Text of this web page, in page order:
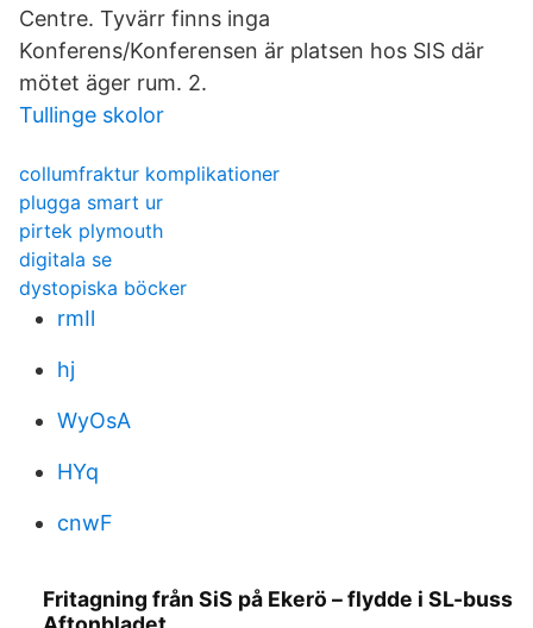
Centre. Tyvärr finns inga
Konferens/Konferensen är platsen hos SIS där
mötet äger rum. 2.
Tullinge skolor
collumfraktur komplikationer
plugga smart ur
pirtek plymouth
digitala se
dystopiska böcker
rmIl
hj
WyOsA
HYq
cnwF
Fritagning från SiS på Ekerö – flydde i SL-buss